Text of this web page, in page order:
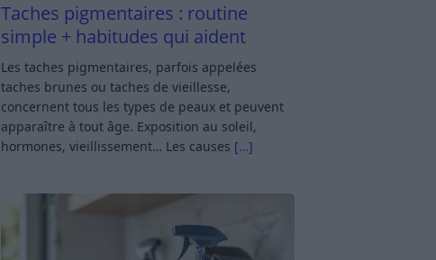
Taches pigmentaires : routine
simple + habitudes qui aident
Les taches pigmentaires, parfois appelées
taches brunes ou taches de vieillesse,
concernent tous les types de peaux et peuvent
apparaître à tout âge. Exposition au soleil,
hormones, vieillissement… Les causes […]